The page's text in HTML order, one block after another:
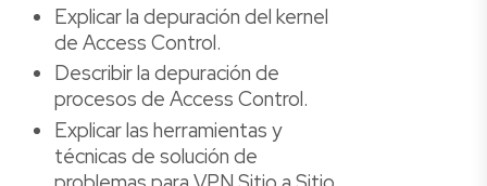
Explicar la depuración del kernel
de Access Control.
Describir la depuración de
procesos de Access Control.
Explicar las herramientas y
técnicas de solución de